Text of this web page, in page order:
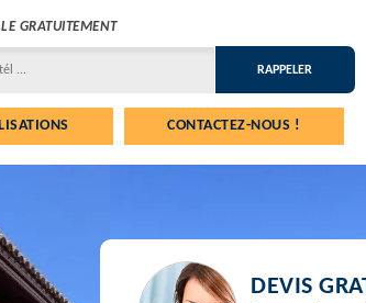
GRATUITEMENT
CONTACTEZ-NOUS !
DEVIS